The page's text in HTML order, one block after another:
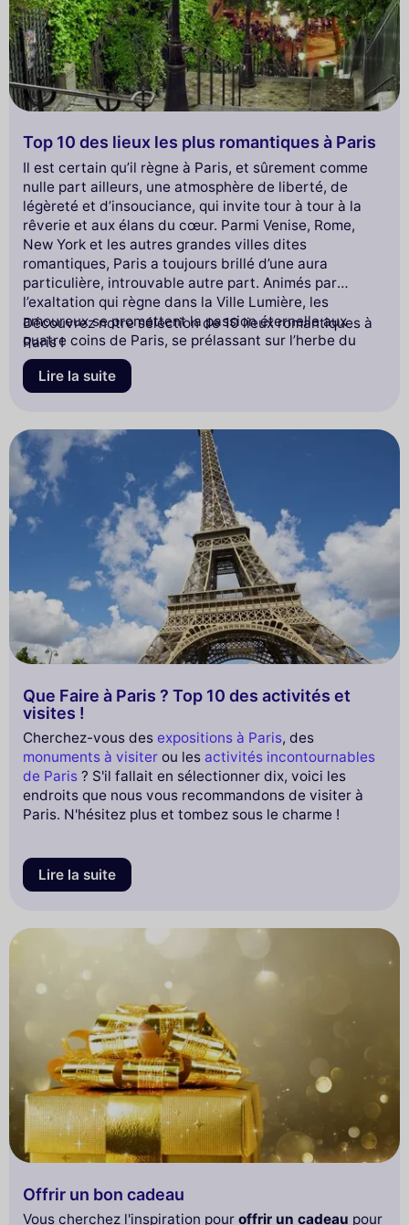
Top 10 des lieux les plus romantiques à Paris
Il est certain qu’il règne à Paris, et sûrement comme
nulle part ailleurs, une atmosphère de liberté, de
légèreté et d’insouciance, qui invite tour à tour à la
rêverie et aux élans du cœur. Parmi Venise, Rome,
New York et les autres grandes villes dites
romantiques, Paris a toujours brillé d’une aura
particulière, introuvable autre part. Animés par
l’exaltation qui règne dans la Ville Lumière, les
amoureux se promettent la passion éternelle aux
quatre coins de Paris, se prélassant sur l’herbe du
jardin du Musée de la Vie Romantique, se ronronnant
des mots doux au pied de la
devant le mur des «je t’aime» ... Car c’est bien à Paris
retrouve.
Découvrez notre sélection de 10 lieux romantiques à
Paris !
Lire la suite
Que Faire à Paris ? Top 10 des activités et
visites !
Cherchez-vous des expositions à Paris, des
monuments à visiter ou les activités incontournables
de Paris ? S'il fallait en sélectionner dix, voici les
endroits que nous vous recommandons de visiter à
Paris. N'hésitez plus et tombez sous le charme !
Lire la suite
Offrir un bon cadeau
Vous cherchez l'inspiration pour offrir un cadeau pour